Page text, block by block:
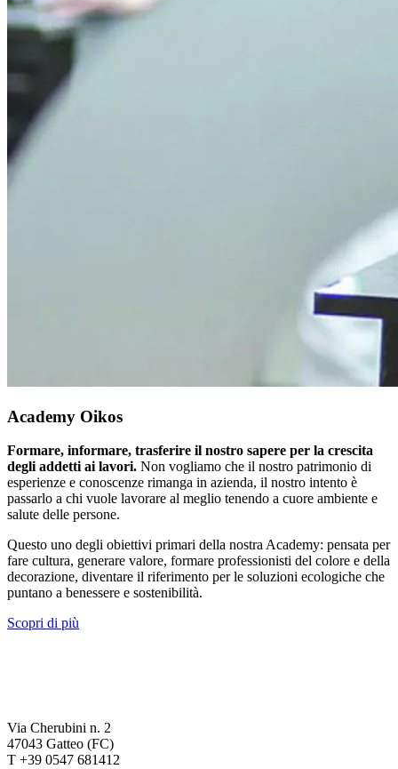
Academy Oikos
Formare, informare, trasferire il nostro sapere per la crescita
degli addetti ai lavori. Non vogliamo che il nostro patrimonio di
esperienze e conoscenze rimanga in azienda, il nostro intento è
passarlo a chi vuole lavorare al meglio tenendo a cuore ambiente e
salute delle persone.
Questo uno degli obiettivi primari della nostra Academy: pensata per
fare cultura, generare valore, formare professionisti del colore e della
decorazione, diventare il riferimento per le soluzioni ecologiche che
puntano a benessere e sostenibilità.
Scopri di più
Via Cherubini n. 2
47043 Gatteo (FC)
T +39 0547 681412